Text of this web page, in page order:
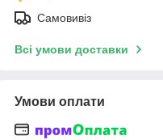
Самовивіз
Всі умови доставки
Умови оплати